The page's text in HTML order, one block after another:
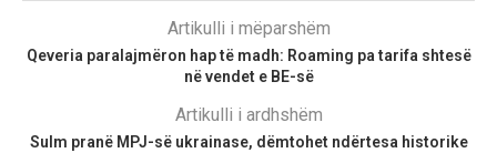
Artikulli i mëparshëm
Qeveria paralajmëron hap të madh: Roaming pa tarifa shtesë
në vendet e BE-së
Artikulli i ardhshëm
Sulm pranë MPJ-së ukrainase, dëmtohet ndërtesa historike